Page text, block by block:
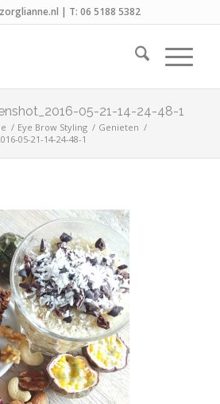
| T: 06 5188 5382
05-21-14-24-48-1
/ Eye Brow Styling / Genieten /
05-21-14-24-48-1